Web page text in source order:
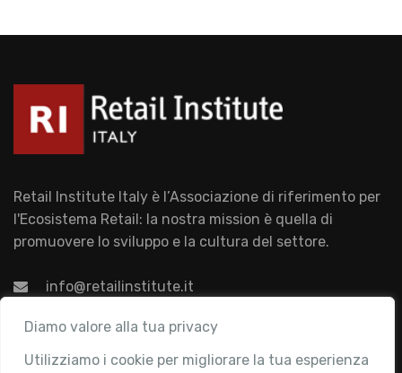
Diamo valore alla tua privacy
Utilizziamo i cookie per migliorare la tua esperienza
Retail Institute Italy è l’Associazione di riferimento per
l'Ecosistema Retail: la nostra mission è quella di
promuovere lo sviluppo e la cultura del settore.
info@retailinstitute.it
Associazione
Chi siamo